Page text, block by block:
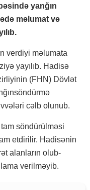
yanğın
məlumat və
verdiyi məlumata
yayılıb. Hadisə
(FHN) Dövlət
cəlb olunub.
tam söndürülməsi
etdirilir. Hadisənin
alanların olub-
verilməyib.